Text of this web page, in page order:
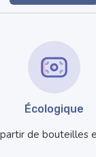
Écologique
de bouteilles